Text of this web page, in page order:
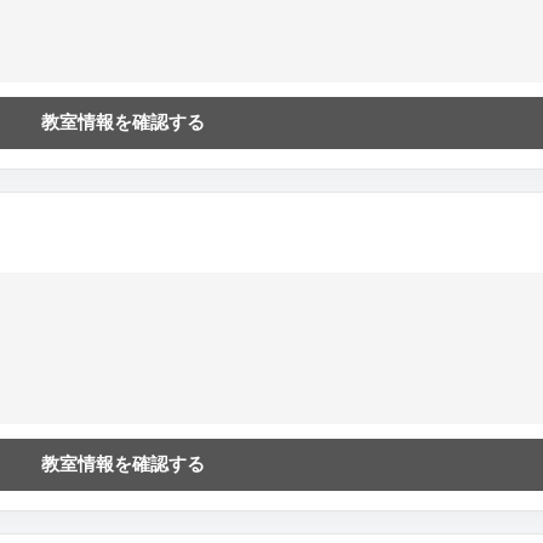
教室情報を確認する
教室情報を確認する